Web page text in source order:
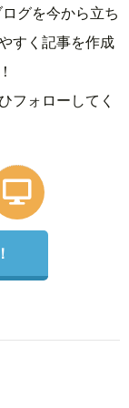
グを今から立ち
すく記事を作成
フォローしてく